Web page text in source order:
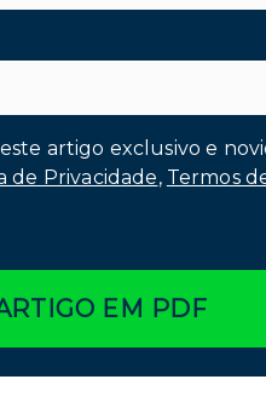
artigo exclusivo e
de Privacidade, Termos
EM PDF